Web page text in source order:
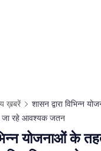
ख़बरें
शासन द्वारा विभिन्न
जा रहे आवश्यक जतन
योजनाओं के